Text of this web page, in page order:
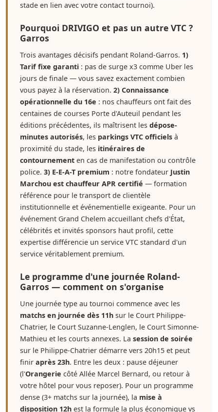
stade en lien avec votre contact tournoi).
Pourquoi DRIVIGO et pas un autre VTC ?
Garros
Trois avantages décisifs pendant Roland-Garros. 1)
Tarif fixe garanti : pas de surge x3 comme Uber les
jours de finale — vous savez exactement combien
vous payez à la réservation. 2) Connaissance
opérationnelle du 16e : nos chauffeurs ont fait des
centaines de courses Porte d'Auteuil pendant les
éditions précédentes, ils maîtrisent les dépose-
minutes autorisés, les parkings VTC officiels à
proximité du stade, les itinéraires de
contournement en cas de manifestation ou contrôle
police. 3) E-E-A-T premium : notre fondateur Justin
Marchou est chauffeur APR certifié — formation
référence pour le transport de clientèle
institutionnelle et événementielle exigeante. Pour un
événement Grand Chelem accueillant chefs d'État,
célébrités et invités sponsors haut profil, cette
expertise différencie un service VTC standard d'un
service véritablement premium.
Le programme d'une journée Roland-
Garros — comment on s'organise
Une journée type au tournoi commence avec les
matchs en journée dès 11h sur le Court Philippe-
Chatrier, le Court Suzanne-Lenglen, le Court Simonne-
Mathieu et les courts annexes. La session de soirée
sur le Philippe-Chatrier démarre vers 20h15 et peut
finir après 23h. Entre les deux : pause déjeuner
(l'Orangerie côté Allée Marcel Bernard, ou retour à
votre hôtel pour vous reposer). Pour un programme
dense (3+ matchs sur la journée), la mise à
disposition 12h est la formule la plus économique vs